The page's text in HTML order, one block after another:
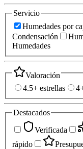
Servicio
Humedades por
Condensación
Humedades
Valoración
4.5+ estrellas
Destacados
Verificada
rápido